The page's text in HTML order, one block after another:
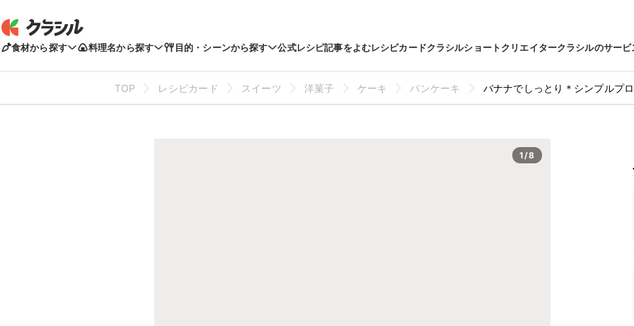
食材から探す 料理名から探す 目的・シーンから探す 公式レシピ記事をよむレシピカードクラシルショートクリエイタークラシルのサービ
TOP レシピカード スイーツ 洋菓子 ケーキ パンケーキ バナナでしっとり＊シンプルプ
1/8